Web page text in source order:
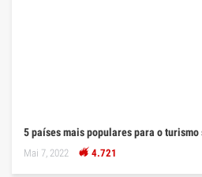
5 países mais populares para o
Mai 7, 2022 4.721